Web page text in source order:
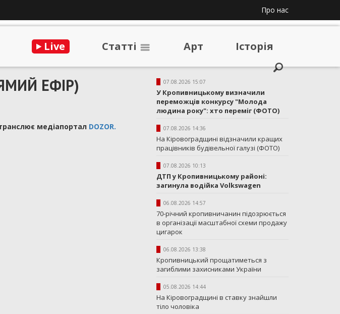
Про нас
Live Статтi Арт Iсторiя
ЕФІР)
медіапортал DOZOR.
07.08.2026 15:07
У Кропивницькому визначили
переможців конкурсу "Молода
людина року": хто переміг (ФОТО)
07.08.2026 14:36
На Кіровоградщині відзначили кращих
працівників будівельної галузі (ФОТО)
07.08.2026 10:13
ДТП у Кропивницькому районі:
загинула водійка Volkswagen
06.08.2026 14:57
70-річний кропивничанин підозрюється
в організації масштабної схеми продажу
цигарок
06.08.2026 13:38
Кропивницький прощатиметься з
загиблими захисниками України
05.08.2026 14:44
На Кіровоградщині в ставку знайшли
тіло чоловіка